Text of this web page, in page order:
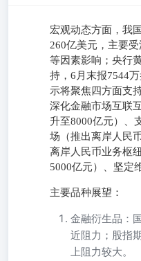
宏观动态方面，我
260亿美元，主要
等因素影响；央行
持，6月末报7544
示将聚焦四方面支
深化金融市场互联
升至8000亿元）、
场（推出离岸人民
离岸人民币业务枢
5000亿元）、坚定
主要品种展望：
金融衍生品：
近阻力；股指
上阻力较大。